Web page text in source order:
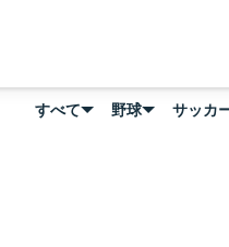
すべて 野球 サッカ